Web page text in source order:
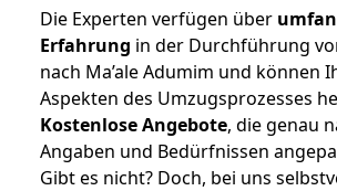
Die Experten verfügen über
Erfahrung in der Durchführung
nach Ma’ale Adumim und können
Aspekten des Umzugsprozesses
Kostenlose Angebote, die genau
Angaben und Bedürfnissen
Gibt es nicht? Doch, bei uns